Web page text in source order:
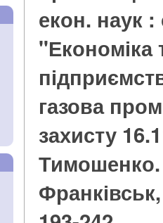
екон. наук :
"Економіка
газова
захисту
Тимошенко.